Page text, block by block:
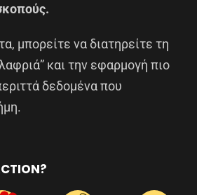
μπορείτε να διατηρείτε τη
και την εφαρμογή πιο
δεδομένα που